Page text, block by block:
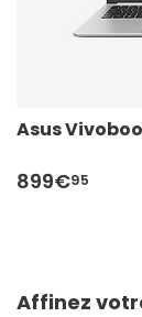
Asus
899€95
Affinez